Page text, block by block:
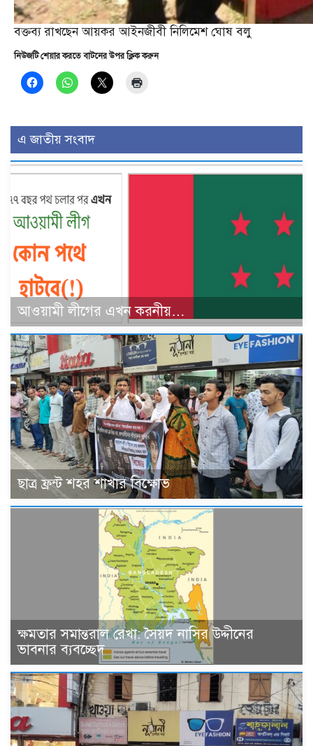
বক্তব্য রাখছেন আয়কর আইনজীবী নিলিমেশ ঘোষ বলু
নিউজটি শেয়ার করতে বাটনের উপর ক্লিক করুন
এ জাতীয় সংবাদ
আওয়ামী লীগের এখন করনীয়…
ছাত্র ফ্রন্ট শহর শাখার বিক্ষোভ
ক্ষমতার সমান্তরাল রেখা: সৈয়দ নাসির উদ্দীনের
ভাবনার ব্যবচ্ছেদ